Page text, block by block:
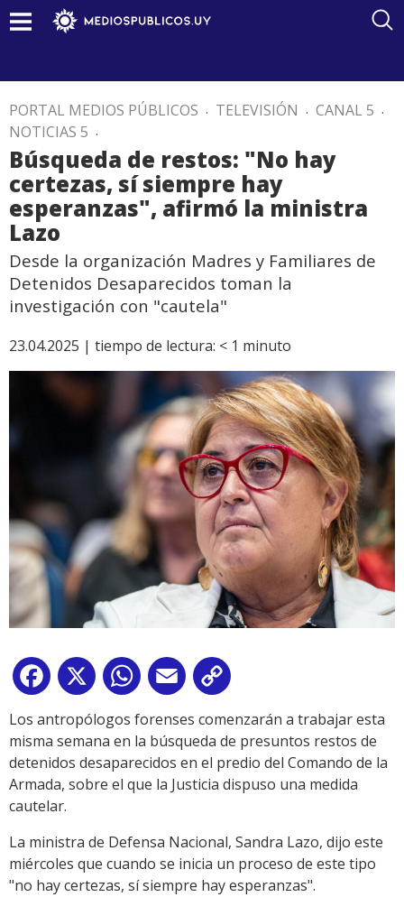
PORTAL MEDIOS PÚBLICOS . TELEVISIÓN . CANAL 5 .
NOTICIAS 5 .
Búsqueda de restos: "No hay
certezas, sí siempre hay
esperanzas", afirmó la ministra
Lazo
Desde la organización Madres y Familiares de
Detenidos Desaparecidos toman la
investigación con "cautela"
23.04.2025 | tiempo de lectura: < 1 minuto
Facebook
X WhatsApp
Email
Link
Los antropólogos forenses comenzarán a trabajar esta
misma semana en la búsqueda de presuntos restos de
detenidos desaparecidos en el predio del Comando de la
Armada, sobre el que la Justicia dispuso una medida
cautelar.
La ministra de Defensa Nacional, Sandra Lazo, dijo este
miércoles que cuando se inicia un proceso de este tipo
"no hay certezas, sí siempre hay esperanzas".